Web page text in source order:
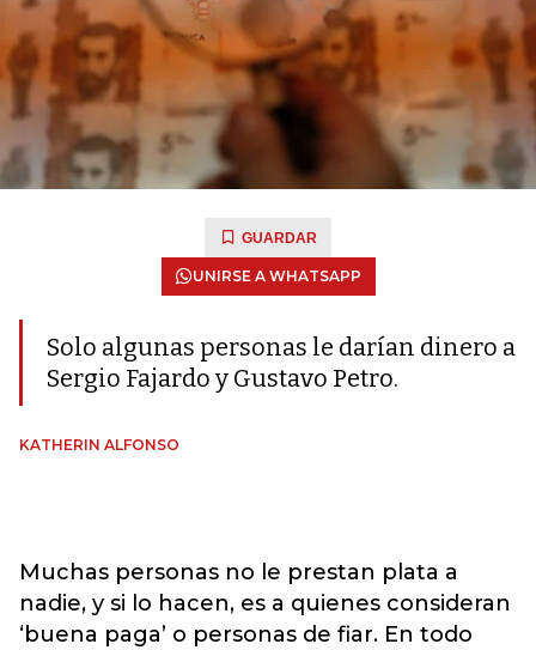
GUARDAR
UNIRSE A WHATSAPP
Solo algunas personas le darían dinero a
Sergio Fajardo y Gustavo Petro.
KATHERIN ALFONSO
Muchas personas no le prestan plata a
nadie, y si lo hacen, es a quienes consideran
‘buena paga’ o personas de fiar. En todo